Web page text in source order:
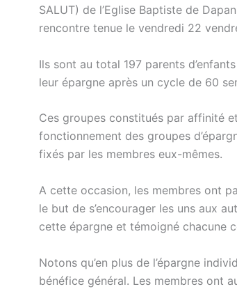
SALUT) de l’Eglise Baptiste de
rencontre tenue le vendredi 22
Ils sont au total 197 parents
leur épargne après un cycle de 60
Ces groupes constitués par affinité
fonctionnement des groupes
fixés par les membres eux-mêmes.
A cette occasion, les membres ont
le but de s’encourager les uns aux
cette épargne et témoigné chacune
Notons qu’en plus de l’épargne
bénéfice général. Les membres ont